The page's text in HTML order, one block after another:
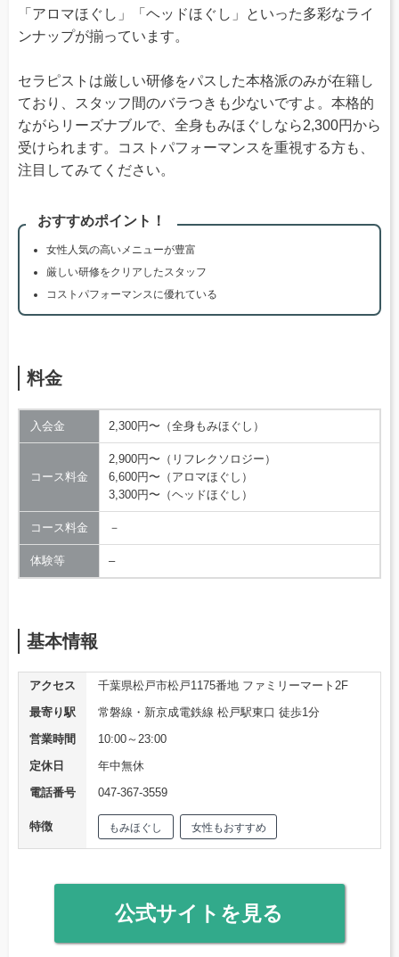
「アロマほぐし」「ヘッドほぐし」といった多彩なライ
ンナップが揃っています。
セラピストは厳しい研修をパスした本格派のみが在籍し
ており、スタッフ間のバラつきも少ないですよ。本格的
ながらリーズナブルで、全身もみほぐしなら2,300円から
受けられます。コストパフォーマンスを重視する方も、
注目してみてください。
おすすめポイント！
女性人気の高いメニューが豊富
厳しい研修をクリアしたスタッフ
コストパフォーマンスに優れている
料金
入会金 2,300円〜（全身もみほぐし）
コース料金
2,900円〜（リフレクソロジー）
6,600円〜（アロマほぐし）
3,300円〜（ヘッドほぐし）
コース料金 －
体験等 –
基本情報
アクセス
千葉県松戸市松戸1175番地 ファミリーマート2F
最寄り駅
常磐線・新京成電鉄線 松戸駅東口 徒歩1分
営業時間
10:00～23:00
定休日
年中無休
電話番号
047-367-3559
特徴 もみほぐし 女性もおすすめ
公式サイトを見る